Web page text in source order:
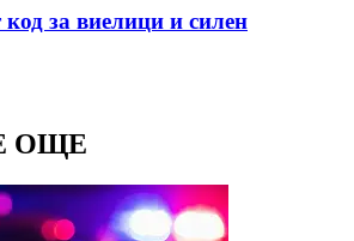
за виелици и силен
ОЩЕ